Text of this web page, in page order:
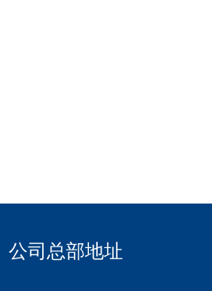
公司总部地址